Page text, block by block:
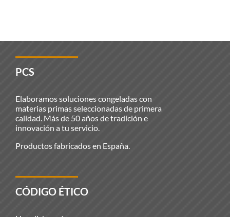
PCS
Elaboramos soluciones congeladas con
materias primas seleccionadas de primera
calidad. Más de 50 años de tradición e
innovación a tu servicio.
Productos fabricados en España.
CÓDIGO ÉTICO